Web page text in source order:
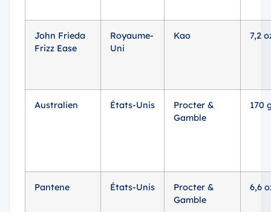
John Frieda
Frizz Ease
Royaume-
Uni
Kao 7,2
Australien États-Unis
Procter &
Gamble
170
Pantene États-Unis
Procter &
Gamble
6,6